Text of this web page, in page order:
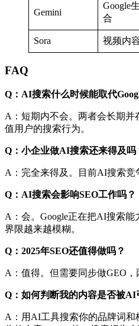
Gemini
Google
合
Sora 视频内
FAQ
Q：AI搜索什么时候能取代
A：短期内不会。两者会长期
值用户的搜索行为。
Q：小企业做AI搜索还来得及吗
A：完全来得及。目前AI搜索竞
Q：AI搜索会影响SEO工作吗？
A：会。Google正在把AI搜索
界限越来越模糊。
Q：2025年SEO还值得做吗？
A：值得。但需要同步做GEO，
Q：如何判断我的内容是否被AI
A：用AI工具搜索你的品牌词